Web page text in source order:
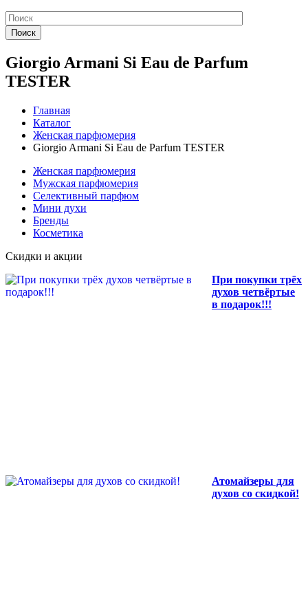
Поиск
Giorgio Armani Si Eau de Parfum
TESTER
Главная
Каталог
Женская парфюмерия
Giorgio Armani Si Eau de Parfum TESTER
Женская парфюмерия
Мужская парфюмерия
Селективный парфюм
Мини духи
Бренды
Косметика
Скидки и акции
При покупки трёх
духов четвёртые
в подарок!!!
Атомайзеры для
духов со скидкой!